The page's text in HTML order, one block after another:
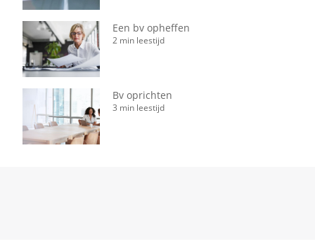
Een bv opheffen
2 min leestijd
Bv oprichten
3 min leestijd